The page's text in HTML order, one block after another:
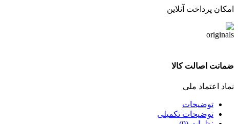
امکان پرداخت آنلاین
ضمانت اصالت کالا
نماد اعتماد ملی
توضیحات
توضیحات تکمیلی